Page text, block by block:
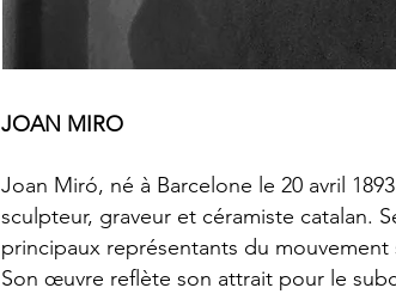
JOAN MIRO
Joan Miró, né à Barcelone le 20 avril
sculpteur, graveur et céramiste catalan.
principaux représentants du mouvement
Son œuvre reflète son attrait pour le